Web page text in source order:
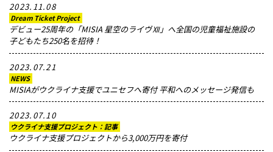
2023.11.08
Dream Ticket Project
デビュー25周年の「MISIA 星空のライヴⅫ」へ全国の児童福祉施設の
子どもたち250名を招待！
2023.07.21
NEWS
MISIAがウクライナ支援でユニセフへ寄付 平和へのメッセージ発信も
2023.07.10
ウクライナ支援プロジェクト：記事
ウクライナ支援プロジェクトから3,000万円を寄付